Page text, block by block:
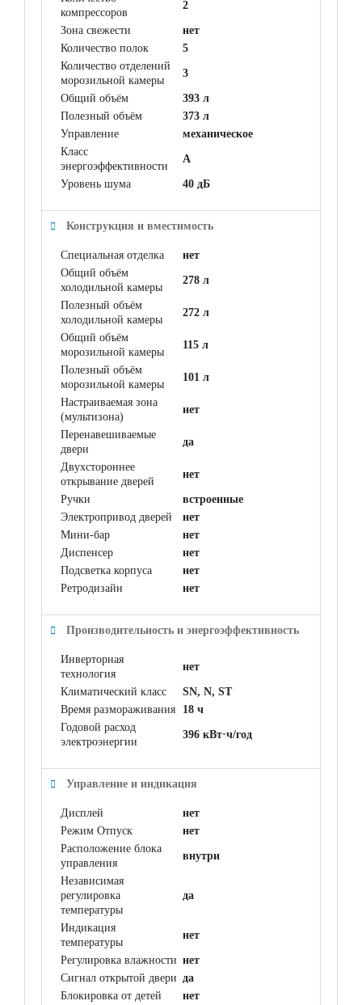
компрессоров
2
Зона свежести
нет
Количество полок
5
Количество отделений
морозильной камеры
3
Общий объём
393 л
Полезный объём
373 л
Управление
механическое
Класс
энергоэффективности
A
Уровень шума 40 дБ
Конструкция и вместимость
Специальная отделка
нет
Общий объём
холодильной камеры
278 л
Полезный объём
холодильной камеры
272 л
Общий объём
морозильной камеры
115 л
Полезный объём
морозильной камеры
101 л
Настраиваемая зона
(мультизона)
нет
Перенавешиваемые
двери
да
Двухстороннее
открывание дверей
нет
Ручки
встроенные
Электропривод дверей
нет
Мини-бар
нет
Диспенсер
нет
Подсветка корпуса
нет
Ретродизайн
нет
Производительность и энергоэффективность
Инверторная
технология
нет
Климатический класс
SN, N, ST
Время размораживания
18 ч
Годовой расход
электроэнергии
396 кВт·ч/год
Управление и индикация
Дисплей
нет
Режим Отпуск
нет
Расположение блока
управления
внутри
Независимая
регулировка
температуры
да
Индикация
температуры
нет
Регулировка влажности нет
Сигнал открытой двери да
Блокировка от детей
нет